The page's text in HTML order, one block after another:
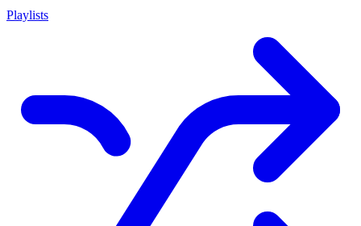
Playlists